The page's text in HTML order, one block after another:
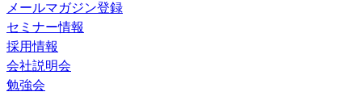
メールマガジン登録
セミナー情報
採用情報
会社説明会
勉強会